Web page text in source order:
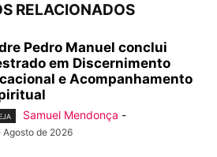
RELACIONADOS
Pedro Manuel conclui
em Discernimento
e Acompanhamento
Samuel Mendonça -
Agosto de 2026